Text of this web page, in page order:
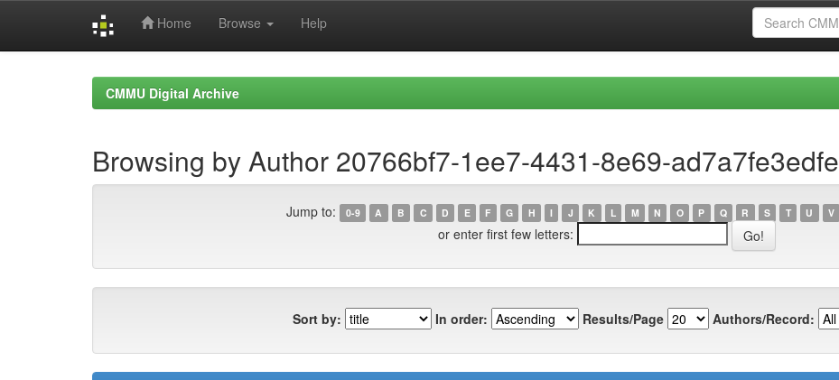
Home Browse Help
CMMU Digital Archive
Browsing by Author 20766bf7-1ee7-4431-8e69-ad7a7fe3edfe
Jump to: 0-9 A B C D E F G H I J K L M N O P Q R S T U V
or enter first few letters:
Sort by: In order: Results/Page Authors/Record: